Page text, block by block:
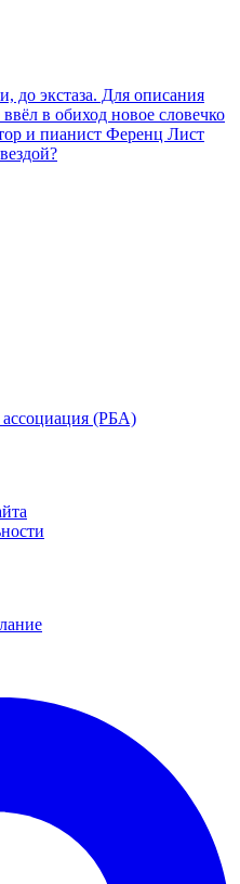
до экстаза. Для описания
в обиход новое словечко
и пианист Ференц Лист
ассоциация (РБА)